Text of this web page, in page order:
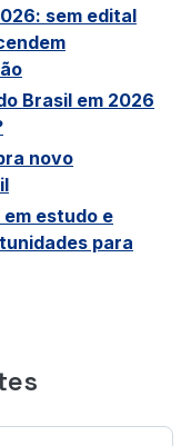
sem edital
Brasil em 2026
novo
estudo e
para